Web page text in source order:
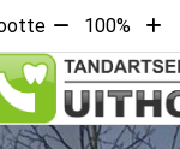
Tekst
verkleinen
met
10%
100%
met
10%